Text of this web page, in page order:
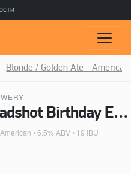
Blonde / Golden Ale - American
Пиво Headshot Birthday Ed. - Robim Good Brewery
• 6.5% ABV • 19 IBU